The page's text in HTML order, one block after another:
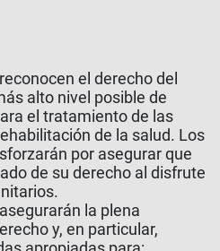
el derecho del
alto nivel posible de
el tratamiento de las
de la salud. Los
por asegurar que
de su derecho al disfrute
la plena
y, en particular,